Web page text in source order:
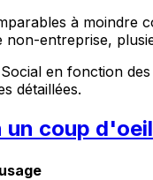
à
entreprise,
en fonction
détaillées.
un coup d'oeil